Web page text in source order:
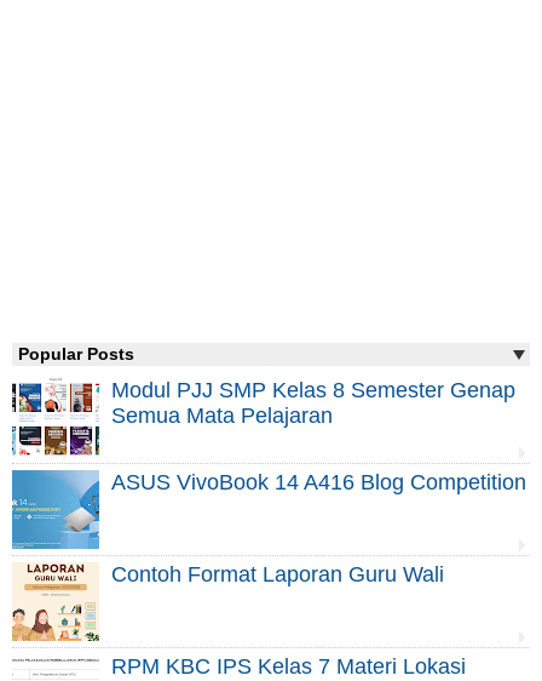
Popular Posts
Modul PJJ SMP Kelas 8 Semester Genap
Semua Mata Pelajaran
ASUS VivoBook 14 A416 Blog Competition
Contoh Format Laporan Guru Wali
RPM KBC IPS Kelas 7 Materi Lokasi